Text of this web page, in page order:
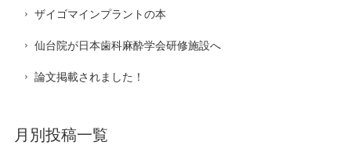
ザイゴマインプラントの本
仙台院が日本歯科麻酔学会研修施設へ
論文掲載されました！
月別投稿一覧